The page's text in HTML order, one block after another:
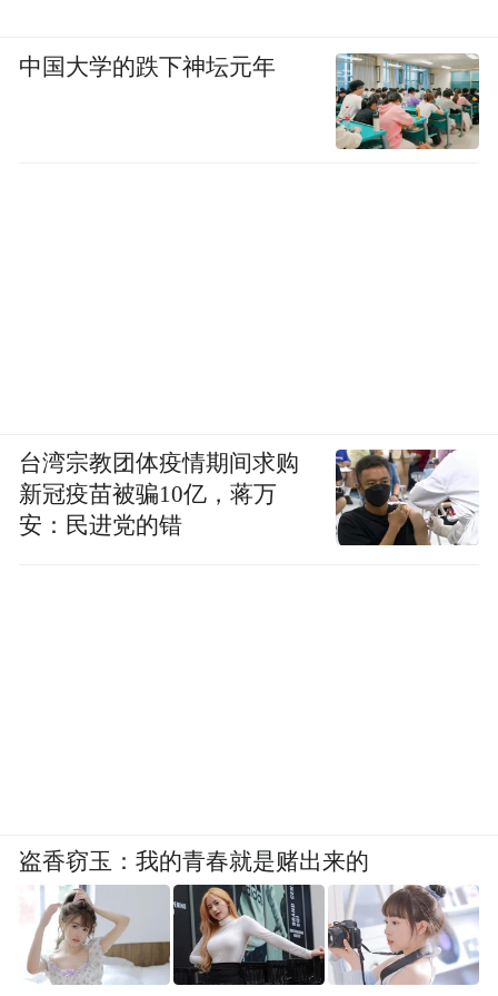
中国大学的跌下神坛元年
台湾宗教团体疫情期间求购
新冠疫苗被骗10亿，蒋万
安：民进党的错
盗香窃玉：我的青春就是赌出来的